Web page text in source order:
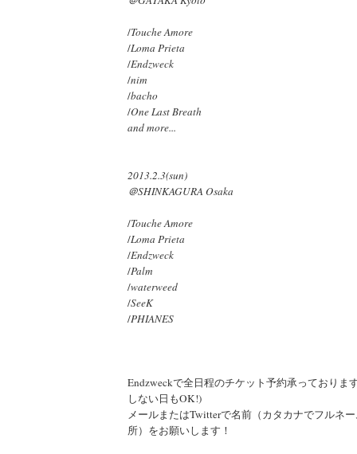
/Touche Amore
/Loma Prieta
/Endzweck
/nim
/bacho
/One Last Breath
and more...
2013.2.3(sun)
＠SHINKAGURA Osaka
/Touche Amore
/Loma Prieta
/Endzweck
/Palm
/waterweed
/SeeK
/PHIANES
Endzweckで全日程のチケット予約承っておりま
しない日もOK!)
メールまたはTwitterで名前（カタカナでフルネ
所）をお願いします！